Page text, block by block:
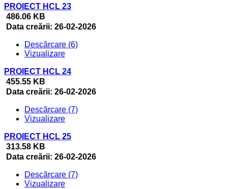
PROIECT HCL 23
486.06 KB
Data creării: 26-02-2026
Descărcare (6)
Vizualizare
PROIECT HCL 24
455.55 KB
Data creării: 26-02-2026
Descărcare (7)
Vizualizare
PROIECT HCL 25
313.58 KB
Data creării: 26-02-2026
Descărcare (7)
Vizualizare